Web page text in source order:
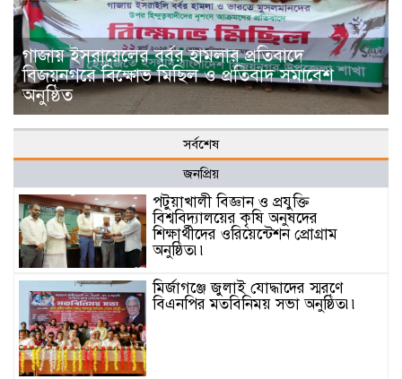
গাজায় ইসরায়েলের বর্বর হামলার প্রতিবাদে
বিজয়নগরে বিক্ষোভ মিছিল ও প্রতিবাদ সমাবেশ
অনুষ্ঠিত
সর্বশেষ
জনপ্রিয়
পটুয়াখালী বিজ্ঞান ও প্রযুক্তি
বিশ্ববিদ্যালয়ের কৃষি অনুষদের
শিক্ষার্থীদের ওরিয়েন্টেশন প্রোগ্রাম
অনুষ্ঠিত৷৷
মির্জাগঞ্জে জুলাই যোদ্ধাদের স্মরণে
বিএনপির মতবিনিময় সভা অনুষ্ঠিত৷৷